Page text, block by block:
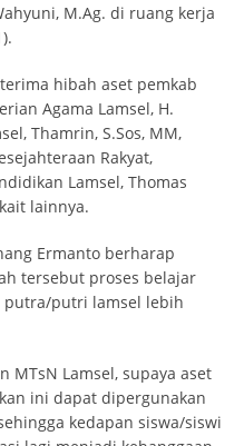
M.Ag. di ruang kerja
hibah aset pemkab
Agama Lamsel, H.
Thamrin, S.Sos, MM,
Rakyat,
Lamsel, Thomas
lainnya.
Ermanto berharap
tersebut proses belajar
putra/putri lamsel lebih
MTsN Lamsel, supaya aset
ini dapat dipergunakan
kedapan siswa/siswi